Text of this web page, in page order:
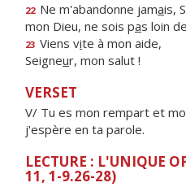
22 Ne m'abandonne jamais,
mon Dieu, ne sois pas loin
23 Viens vite à mon aide,
Seigneur, mon salut !
VERSET
V/ Tu es mon rempart et
j'espère en ta parole.
LECTURE : L'UNIQUE
11, 1-9.26-28)